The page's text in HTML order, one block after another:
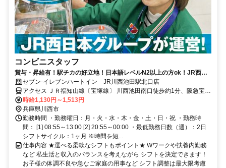
コンビニスタッフ
賞与・昇給有！駅チカの好立地！日本語レベルN2以上の方ok！JR西日
本グループ会社運営で安定度抜群！
セブン-イレブンハートイン JR川西池田駅北口店
アクセス ＪＲ福知山線〔宝塚線〕 川西池田南口徒歩約1分、阪急宝塚
本線 川西能勢口西口徒歩約6分、能勢電鉄妙見線 川西能勢口西口徒歩
約6分
時給1,130円～1,513円
兵庫県川西市
勤務時間 ・勤務曜日：月・火・水・木・金・土・日・祝 ・勤務時
間： [1] 08:55～13:00 [2] 20:55～00:00 ・最低勤務日数（週）：2日
シフトサイクル：1ヶ月 ※時間を短...
仕事内容 ★選べる柔軟なシフトもポイント★ Wワークや扶養内勤務
など 私生活と収入のバランスを考えながら シフトを決定できます！
お子様の体調不良や急なご家庭の用事など シフト調整は最大限考慮